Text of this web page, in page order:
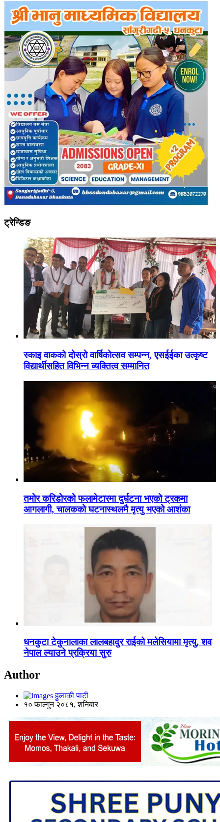
ट्रेन्डिङ
स्काइ वाकको दोस्रो वार्षिकोत्सव सम्पन्न, एसईईका उत्कृष्ट
विद्यार्थीसहित विभिन्न व्यक्तित्व सम्मानित
तमोर करिडोरको फलामेटारमा दुर्घटना भएको ट्रकमा
आगलागी, चालकको घटनास्थलमै मृत्यु भएको आशंका
धनकुटा टेकुनालाका लालबहादुर राईको मलेसियामा मृत्यु, शव
नेपाल ल्याउने प्रक्रिया सुरु
Author
हुलाकी पाटी
१० फाल्गुन २०८१, शनिबार